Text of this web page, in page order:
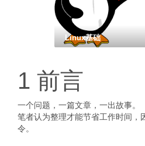
Linux基础
1 前言
一个问题，一篇文章，一出故事。
笔者认为整理才能节省工作时间，
令。